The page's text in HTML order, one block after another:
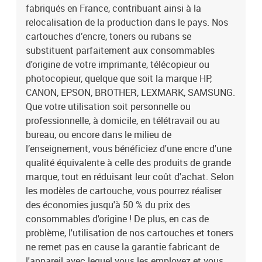
fabriqués en France, contribuant ainsi à la
relocalisation de la production dans le pays. Nos
cartouches d’encre, toners ou rubans se
substituent parfaitement aux consommables
d'origine de votre imprimante, télécopieur ou
photocopieur, quelque que soit la marque HP,
CANON, EPSON, BROTHER, LEXMARK, SAMSUNG.
Que votre utilisation soit personnelle ou
professionnelle, à domicile, en télétravail ou au
bureau, ou encore dans le milieu de
l’enseignement, vous bénéficiez d'une encre d'une
qualité équivalente à celle des produits de grande
marque, tout en réduisant leur coût d'achat. Selon
les modèles de cartouche, vous pourrez réaliser
des économies jusqu'à 50 % du prix des
consommables d'origine ! De plus, en cas de
problème, l'utilisation de nos cartouches et toners
ne remet pas en cause la garantie fabricant de